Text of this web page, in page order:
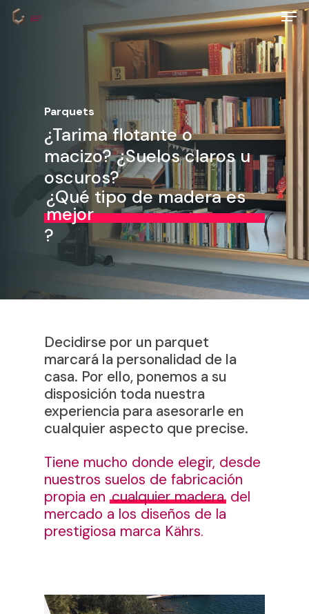
Hit enter to search or ESC to close
Parquets
¿Tarima flotante o
macizo? ¿Suelos claros u
oscuros?
¿Qué tipo de madera es
mejor
?
Decidirse por un parquet
marcará la personalidad de la
casa. Por ello, ponemos a su
disposición toda nuestra
experiencia para asesorarle en
cualquier aspecto que precise.
Tiene mucho donde elegir, desde
nuestros suelos de fabricación
propia encualquier madera del
mercado a los diseños de la
prestigiosa marca Kährs.